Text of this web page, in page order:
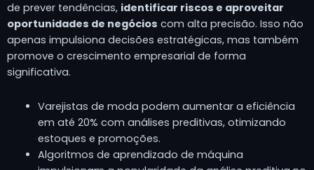
de prever tendências, identificar riscos e aproveitar
oportunidades de negócios com alta precisão. Isso não
apenas impulsiona decisões estratégicas, mas também
promove o crescimento empresarial de forma
significativa.
Varejistas de moda podem aumentar a eficiência
em até 20% com análises preditivas, otimizando
estoques e promoções.
Algoritmos de aprendizado de máquina